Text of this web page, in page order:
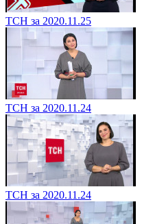
ТСН за 2020.11.25
ТСН за 2020.11.24
ТСН за 2020.11.24